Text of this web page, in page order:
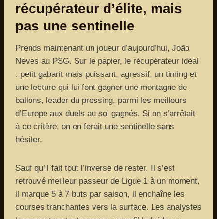
récupérateur d’élite, mais
pas une sentinelle
Prends maintenant un joueur d’aujourd’hui, João
Neves au PSG. Sur le papier, le récupérateur idéal
: petit gabarit mais puissant, agressif, un timing et
une lecture qui lui font gagner une montagne de
ballons, leader du pressing, parmi les meilleurs
d’Europe aux duels au sol gagnés. Si on s’arrêtait
à ce critère, on en ferait une sentinelle sans
hésiter.
Sauf qu’il fait tout l’inverse de rester. Il s’est
retrouvé meilleur passeur de Ligue 1 à un moment,
il marque 5 à 7 buts par saison, il enchaîne les
courses tranchantes vers la surface. Les analystes